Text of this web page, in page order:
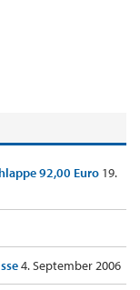
92,00 Euro 19.
4. September 2006